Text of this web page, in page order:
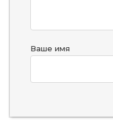
Ваше имя